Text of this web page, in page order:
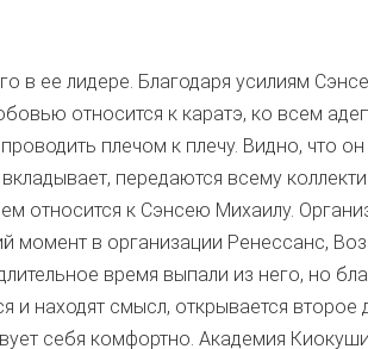
в ее лидере. Благодаря усилиям
относится к каратэ, ко всем
плечом к плечу. Видно, что
передаются всему
относится к Сэнсею Михаилу.
в организации Ренессанс,
время выпали из него, но
находят смысл, открывается
себя комфортно. Академия